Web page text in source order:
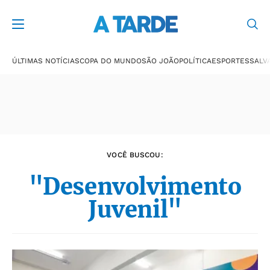
ÚLTIMAS NOTÍCIASCOPA DO MUNDOSÃO JOÃOPOLÍTICAESPORTES
VOCÊ BUSCOU:
"Desenvolvimento
Juvenil"